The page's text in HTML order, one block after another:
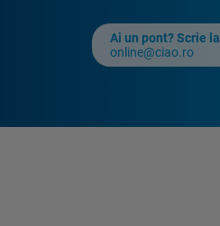
Ai un pont? Scrie la
online@ciao.ro